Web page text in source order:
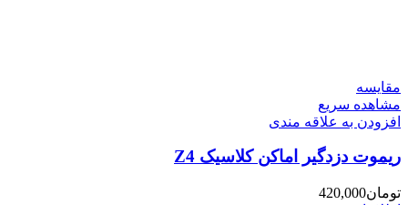
مقایسه
مشاهده سریع
افزودن به علاقه مندی
ریموت دزدگیر اماکن کلاسیک Z4
تومان420,000